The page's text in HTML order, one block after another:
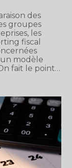
des
groupes
les
fiscal
modèle
fait le point…